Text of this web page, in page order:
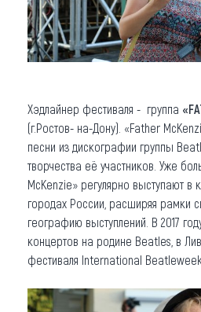
Хэдлайнер фестиваля - группа
(г.Ростов- на-Дону). «Father
песни из дискографии группы
творчества её участников. Уже
McKenzie» регулярно выступают в
городах России, расширяя рамки
географию выступлений. В 2017
концертов на родине Beatles, в
фестиваля International Beatleweek.